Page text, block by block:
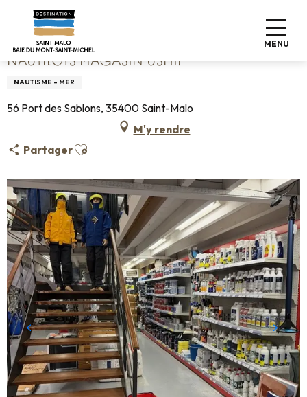
contenu
principal
MENU
Accueil Nautilots Magasin Uship
NAUTILOTS MAGASIN USHIP
NAUTISME - MER
56 Port des Sablons, 35400 Saint-Malo
M'y rendre
PartagerAjouter aux favoris